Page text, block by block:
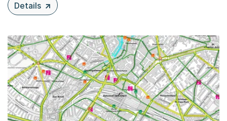
Details
zu diesem Inhalt: Bohrkataster